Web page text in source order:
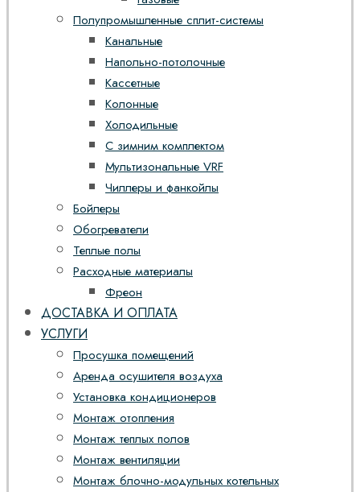
Полупромышленные сплит-системы
Канальные
Напольно-потолочные
Кассетные
Колонные
Холодильные
С зимним комплектом
Мультизональные VRF
Чиллеры и фанкойлы
Бойлеры
Обогреватели
Теплые полы
Расходные материалы
Фреон
ДОСТАВКА И ОПЛАТА
УСЛУГИ
Просушка помещений
Аренда осушителя воздуха
Установка кондиционеров
Монтаж отопления
Монтаж теплых полов
Монтаж вентиляции
Монтаж блочно-модульных котельных